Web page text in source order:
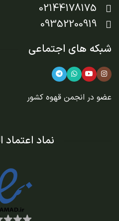
02144178175
09352200919
شبکه های اجتماعی
عضو در انجمن قهوه کشور
نماد اعتماد